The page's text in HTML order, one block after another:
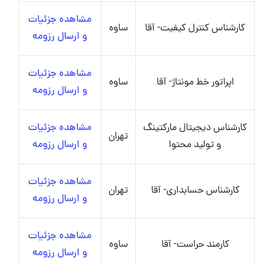
کارشناس کنترل کیفیت- آقا ساوه
مشاهده جزئیات
و ارسال رزومه
اپراتور خط مونتاژ- آقا ساوه
مشاهده جزئیات
و ارسال رزومه
کارشناس دیجیتال مارکتینگ
و تولید محتوا
تهران
مشاهده جزئیات
و ارسال رزومه
کارشناس حسابداری- آقا تهران
مشاهده جزئیات
و ارسال رزومه
کارمند حراست- آقا ساوه
مشاهده جزئیات
و ارسال رزومه